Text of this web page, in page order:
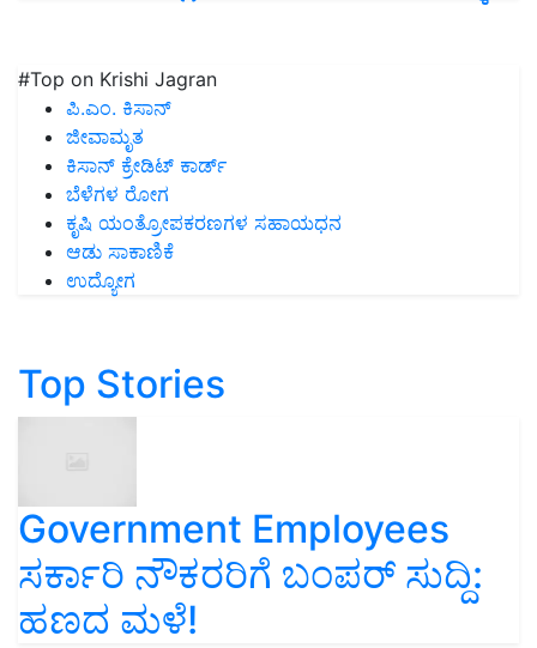
#Top on Krishi Jagran
ಪಿ.ಎಂ. ಕಿಸಾನ್
ಜೀವಾಮೃತ
ಕಿಸಾನ್ ಕ್ರೇಡಿಟ್ ಕಾರ್ಡ್
ಬೆಳೆಗಳ ರೋಗ
ಕೃಷಿ ಯಂತ್ರೋಪಕರಣಗಳ ಸಹಾಯಧನ
ಆಡು ಸಾಕಾಣಿಕೆ
ಉದ್ಯೋಗ
Top Stories
Government Employees
ಸರ್ಕಾರಿ ನೌಕರರಿಗೆ ಬಂಪರ್‌ ಸುದ್ದಿ:
ಹಣದ ಮಳೆ!